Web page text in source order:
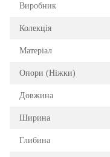
Виробник
Колекція
Матеріал
Опори (Ніжки)
Довжина
Ширина
Глибина